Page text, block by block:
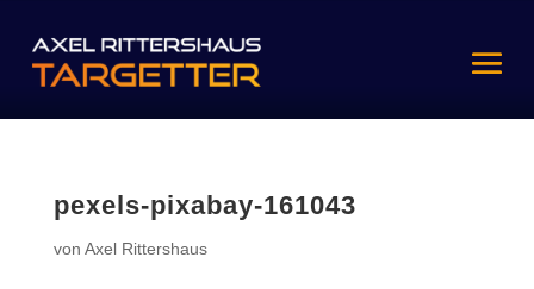
pexels-pixabay-161043
von Axel Rittershaus